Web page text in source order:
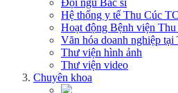
Đội ngũ Bác sĩ
Hệ thống y tế Thu Cúc
Hoạt động Bệnh viện
Văn hóa doanh nghiệp
Thư viện hình ảnh
Thư viện video
Chuyên khoa